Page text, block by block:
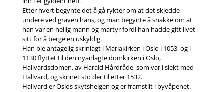
Etter hvert begynte det å gå rykter om at det skjedde
undere ved graven hans, og man begynte å snakke om at
han var en hellig mann og martyr fordi han hadde gitt livet
sitt for å berge en uskyldig.
Han ble antagelig skrinlagt i Mariakirken i Oslo i 1053, og i
1130 flyttet til den nyanlagte domkirken i Oslo,
Hallvardsdomen, av Harald Hårdråde, som var i slekt med
Hallvard, og skrinet sto der til etter 1532.
Hallvard er Oslos skytshelgen og er framstilt i byvåpenet.